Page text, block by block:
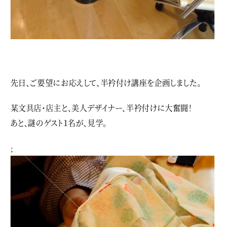
先日、ご要望にお応えして、半衿付け講座を企画しました。
某文具店・店主と、美人デザイナー、半衿付けに大奮闘！
あと、謎のゲスト１名が、見学。
;